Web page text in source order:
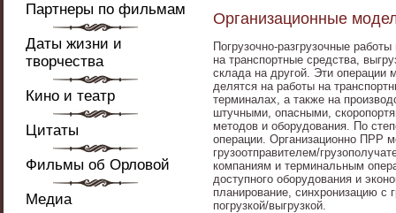
Партнеры по фильмам
Даты жизни и
творчества
Кино и театр
Цитаты
Фильмы об Орловой
Медиа
Организационные
Погрузочно-разгрузочные
на транспортные средства,
склада на другой. Эти операции
делятся на работы на
терминалах, а также на
штучными, опасными,
методов и оборудования. По
операции. Организационно ПРР
грузоотправителем/
компаниям и терминальным
доступного оборудования и
планирование, синхронизацию с
погрузкой/выгрузкой.